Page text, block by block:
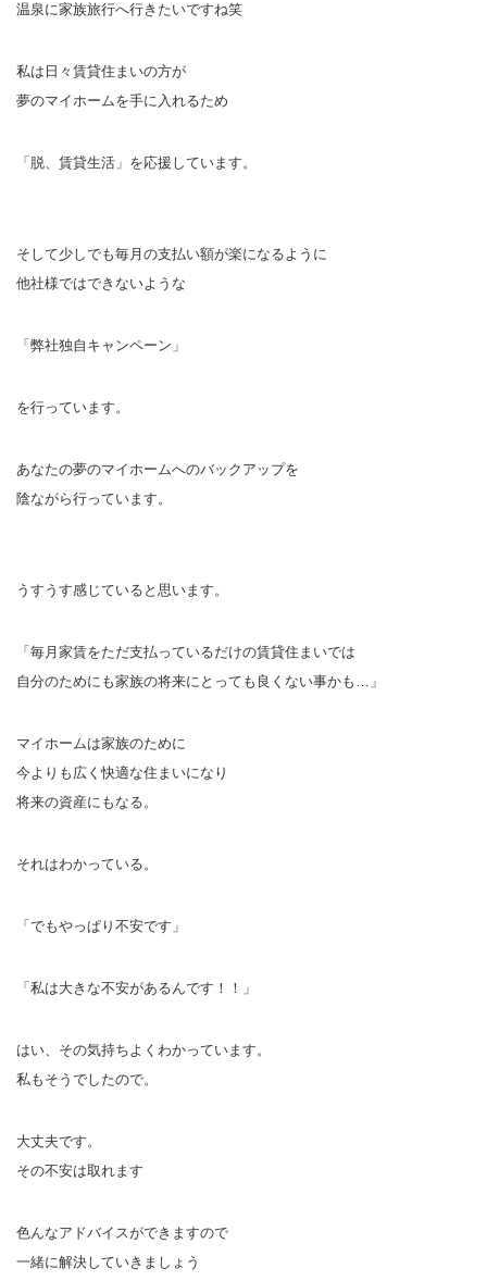
温泉に家族旅行へ行きたいですね笑
私は日々賃貸住まいの方が
夢のマイホームを手に入れるため
「脱、賃貸生活」を応援しています。
そして少しでも毎月の支払い額が楽になるように
他社様ではできないような
「弊社独自キャンペーン」
を行っています。
あなたの夢のマイホームへのバックアップを
陰ながら行っています。
うすうす感じていると思います。
「毎月家賃をただ支払っているだけの賃貸住まいでは
自分のためにも家族の将来にとっても良くない事かも…」
マイホームは家族のために
今よりも広く快適な住まいになり
将来の資産にもなる。
それはわかっている。
「でもやっぱり不安です」
「私は大きな不安があるんです！！」
はい、その気持ちよくわかっています。
私もそうでしたので。
大丈夫です。
その不安は取れます
色んなアドバイスができますので
一緒に解決していきましょう